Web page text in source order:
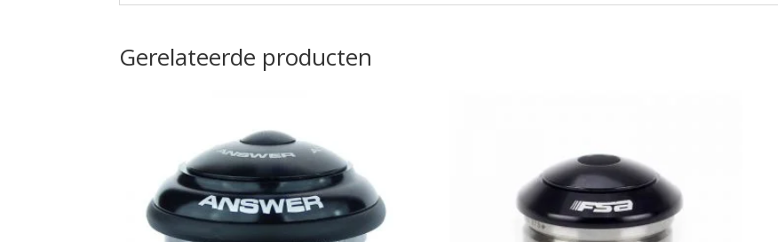
Gerelateerde producten